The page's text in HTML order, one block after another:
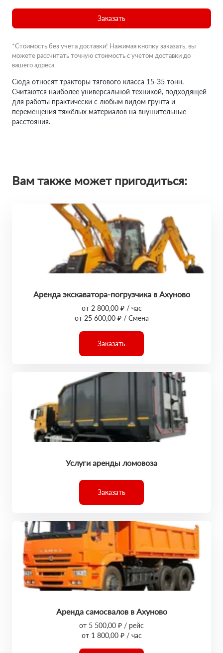
Заказать
*Стоимость без учета доставки! Нажимая кнопку заказать, вы
можете рассчитать точную стоимость с учетом доставки до
вашего адреса.
Сюда относят тракторы тягового класса 15-35 тонн.
Считаются наиболее универсальной техникой, подходящей
для работы практически с любым видом грунта и
перемещения тяжёлых материалов на внушительные
расстояния.
Вам также может пригодиться:
Аренда экскаватора-погрузчика в Ахуново
от 2 800,00 ₽ / час
от 25 600,00 ₽ / Смена
Заказать
Услуги аренды ломовоза
Заказать
Аренда самосвалов в Ахуново
от 5 500,00 ₽ / рейс
от 1 800,00 ₽ / час